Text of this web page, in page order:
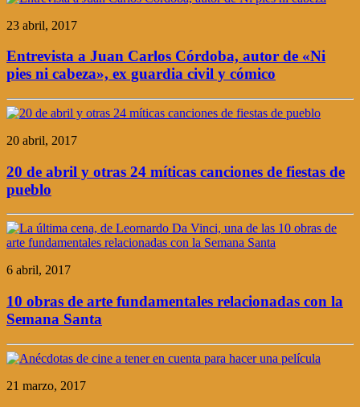
23 abril, 2017
Entrevista a Juan Carlos Córdoba, autor de «Ni
pies ni cabeza», ex guardia civil y cómico
20 abril, 2017
20 de abril y otras 24 míticas canciones de fiestas de
pueblo
6 abril, 2017
10 obras de arte fundamentales relacionadas con la
Semana Santa
21 marzo, 2017